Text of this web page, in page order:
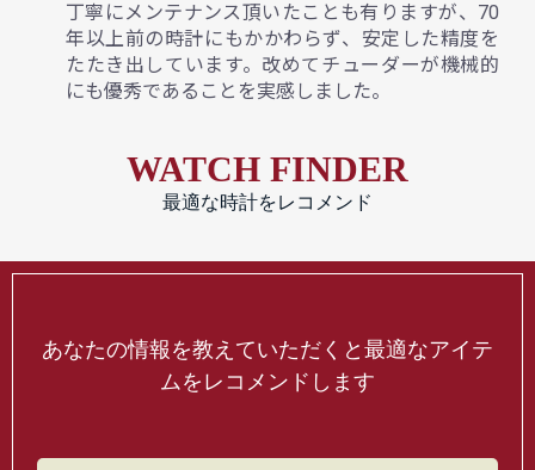
丁寧にメンテナンス頂いたことも有りますが、70
年以上前の時計にもかかわらず、安定した精度を
たたき出しています。改めてチューダーが機械的
にも優秀であることを実感しました。
WATCH FINDER
最適な時計をレコメンド
あなたの情報を教えていただくと最適なアイテ
ムをレコメンドします